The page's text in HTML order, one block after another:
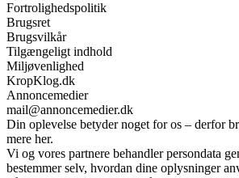
Fortrolighedspolitik
Brugsret
Brugsvilkår
Tilgængeligt indhold
Miljøvenlighed
KropKlog.dk
Annoncemedier
mail@annoncemedier.dk
Din oplevelse betyder noget for os – derfor
mere her.
Vi og vores partnere behandler persondata
bestemmer selv, hvordan dine oplysninger